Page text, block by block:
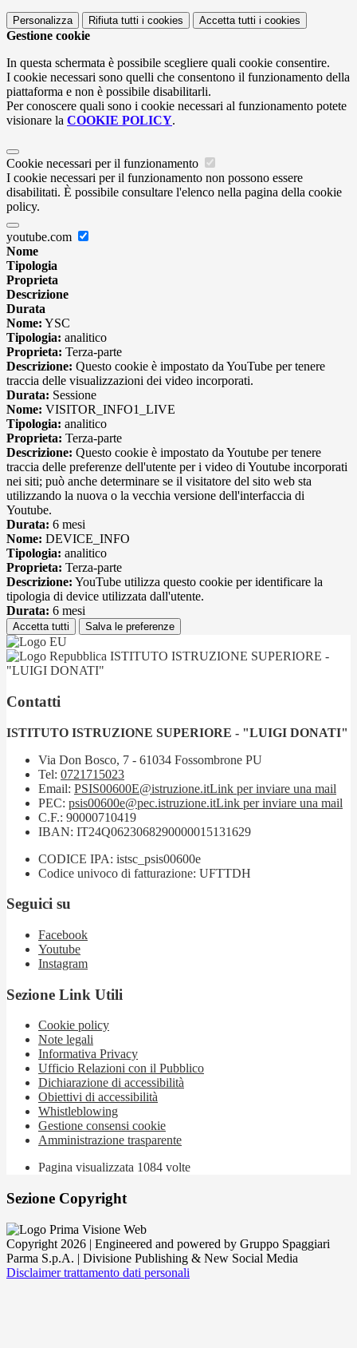
Personalizza Rifiuta tutti i cookies Accetta tutti i cookies
Gestione cookie
In questa schermata è possibile scegliere quali cookie consentire.
I cookie necessari sono quelli che consentono il funzionamento della
piattaforma e non è possibile disabilitarli.
Per conoscere quali sono i cookie necessari al funzionamento potete
visionare la COOKIE POLICY.
Cookie necessari per il funzionamento
I cookie necessari per il funzionamento non possono essere
disabilitati. È possibile consultare l'elenco nella pagina della cookie
policy.
youtube.com
Nome
Tipologia
Proprieta
Descrizione
Durata
Nome: YSC
Tipologia: analitico
Proprieta: Terza-parte
Descrizione: Questo cookie è impostato da YouTube per tenere
traccia delle visualizzazioni dei video incorporati.
Durata: Sessione
Nome: VISITOR_INFO1_LIVE
Tipologia: analitico
Proprieta: Terza-parte
Descrizione: Questo cookie è impostato da Youtube per tenere
traccia delle preferenze dell'utente per i video di Youtube incorporati
nei siti; può anche determinare se il visitatore del sito web sta
utilizzando la nuova o la vecchia versione dell'interfaccia di
Youtube.
Durata: 6 mesi
Nome: DEVICE_INFO
Tipologia: analitico
Proprieta: Terza-parte
Descrizione: YouTube utilizza questo cookie per identificare la
tipologia di device utilizzata dall'utente.
Durata: 6 mesi
Accetta tutti Salva le preferenze
ISTITUTO ISTRUZIONE SUPERIORE -
"LUIGI DONATI"
Contatti
ISTITUTO ISTRUZIONE SUPERIORE - "LUIGI DONATI"
Via Don Bosco, 7 - 61034 Fossombrone PU
Tel: 0721715023
Email: PSIS00600E@istruzione.itLink per inviare una mail
PEC: psis00600e@pec.istruzione.itLink per inviare una mail
C.F.: 90000710419
IBAN: IT24Q0623068290000015131629
CODICE IPA: istsc_psis00600e
Codice univoco di fatturazione: UFTTDH
Seguici su
Facebook
Youtube
Instagram
Sezione Link Utili
Cookie policy
Note legali
Informativa Privacy
Ufficio Relazioni con il Pubblico
Dichiarazione di accessibilità
Obiettivi di accessibilità
Whistleblowing
Gestione consensi cookie
Amministrazione trasparente
Pagina visualizzata 1084 volte
Sezione Copyright
Copyright 2026 | Engineered and powered by Gruppo Spaggiari
Parma S.p.A. | Divisione Publishing & New Social Media
Disclaimer trattamento dati personali